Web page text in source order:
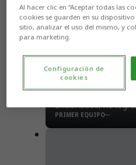
La reacción del
Zorrilla no fue
Los verdiblancos,
aficionados, no
PRIMER EQUIPO
Al hacer clic en “Aceptar todas las
cookies se guarden en su
sitio, analizar el uso del mismo, y
para marketing.
Configuración de
cookies